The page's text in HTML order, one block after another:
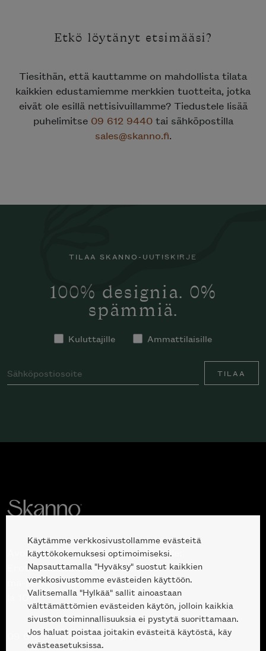
Etkö löytänyt etsimääsi?
Tiesithän, että kauttamme on mahdollista tilata
kaikkien edustamiemme merkkien tuotteita, jotka
eivät ole esillä nettisivuillamme? Tiedustele lisää
puhelimitse 09 612 9440tai sähköpostilla
sales@skanno.fi.
TILAA SKANNO-UUTISKIRJE
100% designia. 0%
spämmiä.
Kuluttajille Ammattilaisille
TILAA
Avoinna kuluttajille ja ammattilaisille:
Erottajankatu 2, 00120 Helsinki
ma-pe 10 — 18
la 10-17
09 612 9440 |sales@skanno.fi
Käytämme verkkosivustollamme evästeitä
käyttökokemuksesi optimoimiseksi.
Napsauttamalla "Hyväksy" suostut kaikkien
verkkosivustomme evästeiden käyttöön.
Valitsemalla "Hylkää" sallit ainoastaan
välttämättömien evästeiden käytön, jolloin kaikkia
sivuston toiminnallisuuksia ei pystytä suorittamaan.
Jos haluat poistaa joitakin evästeitä käytöstä, käy
evästeasetuksissa.